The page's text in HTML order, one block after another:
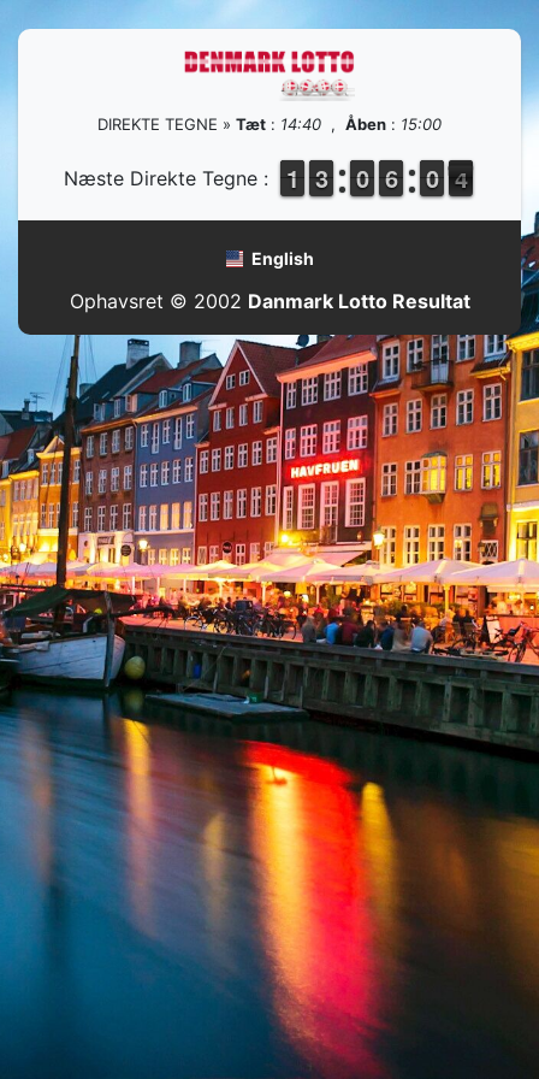
DIREKTE TEGNE » Tæt : 14:40 , Åben : 15:00
Næste Direkte Tegne : 1
1
1
1 2
2
3
3 9
9
0
0 5
5
6
6 9
9
0
0 4
3
3
English
Ophavsret © 2002 Danmark Lotto Resultat